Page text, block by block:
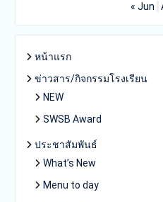
« Jun
หน้าแรก
ข่าวสาร/กิจกรรมโรงเรียน
NEW
SWSB Award
ประชาสัมพันธ์
What’s New
Menu to day